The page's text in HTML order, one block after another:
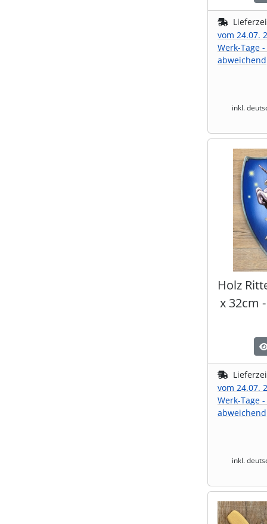
vom 24.07.
Werk-Tage
abweichend
inkl.
Holz
x 32cm
vom 24.07.
Werk-Tage
abweichend
inkl.